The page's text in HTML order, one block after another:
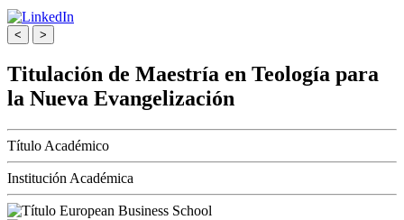
< >
Titulación de Maestría en Teología para
la Nueva Evangelización
Título Académico
Institución Académica